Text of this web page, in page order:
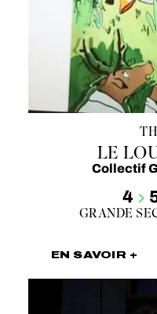
LE
Collectif
4
GRANDE
EN SAVOIR +